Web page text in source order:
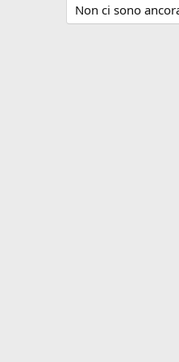
Non ci sono